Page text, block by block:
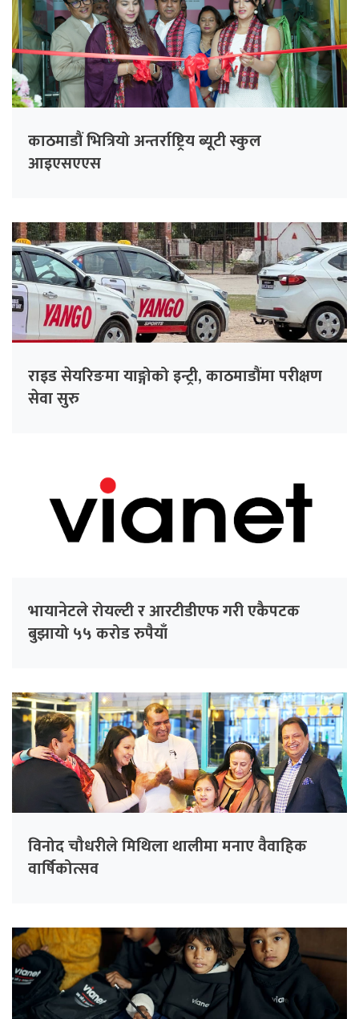
काठमाडौं भित्रियो अन्तर्राष्ट्रिय ब्यूटी स्कुल
आइएसएएस
राइड सेयरिङमा याङ्गोको इन्ट्री, काठमाडौंमा परीक्षण
सेवा सुरु
भायानेटले रोयल्टी र आरटीडीएफ गरी एकैपटक
बुझायो ५५ करोड रुपैयाँ
विनोद चौधरीले मिथिला थालीमा मनाए वैवाहिक
वार्षिकोत्सव